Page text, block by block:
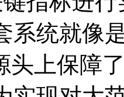
系统就像
头上保障